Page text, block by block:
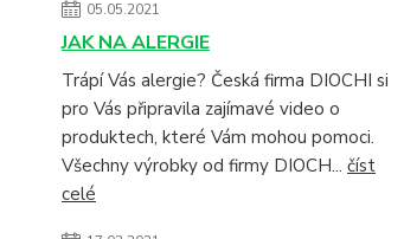
05.05.2021
JAK NA ALERGIE
Trápí Vás alergie? Česká firma DIOCHI si
pro Vás připravila zajímavé video o
produktech, které Vám mohou pomoci.
Všechny výrobky od firmy DIOCH... číst
celé